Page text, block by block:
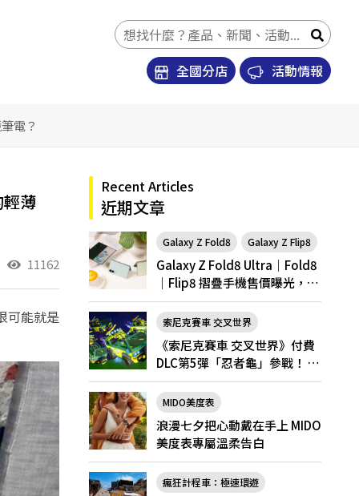
活動情報
全國分店
電？
薄
11162
可能就是
Recent Articles
近期文章
Galaxy Z Fold8 Galaxy Z Flip8
Galaxy Z Fold8 Ultra｜Fold8
｜Flip8 摺疊手機售價曝光，開
放預購
索尼克賽車 交叉世界
《索尼克賽車 交叉世界》付費
DLC第5彈「忍者龜」參戰！ 7
月31日（五）起將舉辦「忍者
龜祭典」
MIDO美度表
浪漫七夕把心動戴在手上 MIDO
美度表專屬溫柔告白
瘋狂計程車：極速環遊